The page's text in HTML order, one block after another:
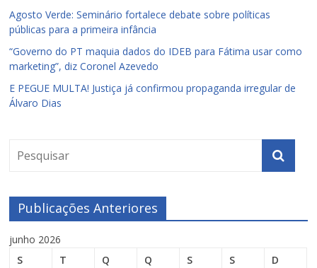
Agosto Verde: Seminário fortalece debate sobre políticas
públicas para a primeira infância
“Governo do PT maquia dados do IDEB para Fátima usar como
marketing”, diz Coronel Azevedo
E PEGUE MULTA! Justiça já confirmou propaganda irregular de
Álvaro Dias
Publicações Anteriores
junho 2026
S
T Q Q S S D